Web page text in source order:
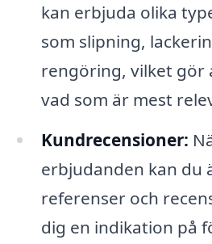
kan erbjuda olika
som slipning,
rengöring, vilket gör
vad som är mest
Kundrecensioner:
erbjudanden kan du
referenser och
dig en indikation på